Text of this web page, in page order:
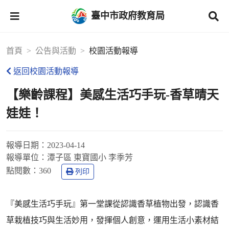
臺中市政府教育局
首頁 公告與活動 校園活動報導
返回校園活動報導
【樂齡課程】美感生活巧手玩-香草晴天
娃娃！
報導日期： 2023-04-14
報導單位： 潭子區 東寶國小 李季芳
點閱數： 360 列印
『美感生活巧手玩』第一堂課從認識香草植物出發，認識香
草栽植技巧與生活妙用，發揮個人創意，運用生活小素材結